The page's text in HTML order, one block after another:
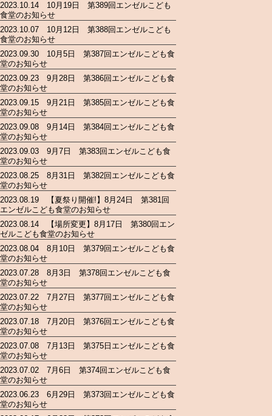
2023.10.14 10月19日 第389回エンゼルこども
食堂のお知らせ
2023.10.07 10月12日 第388回エンゼルこども
食堂のお知らせ
2023.09.30 10月5日 第387回エンゼルこども食
堂のお知らせ
2023.09.23 9月28日 第386回エンゼルこども食
堂のお知らせ
2023.09.15 9月21日 第385回エンゼルこども食
堂のお知らせ
2023.09.08 9月14日 第384回エンゼルこども食
堂のお知らせ
2023.09.03 9月7日 第383回エンゼルこども食
堂のお知らせ
2023.08.25 8月31日 第382回エンゼルこども食
堂のお知らせ
2023.08.19 【夏祭り開催!】8月24日 第381回
エンゼルこども食堂のお知らせ
2023.08.14 【場所変更】8月17日 第380回エン
ゼルこども食堂のお知らせ
2023.08.04 8月10日 第379回エンゼルこども食
堂のお知らせ
2023.07.28 8月3日 第378回エンゼルこども食
堂のお知らせ
2023.07.22 7月27日 第377回エンゼルこども食
堂のお知らせ
2023.07.18 7月20日 第376回エンゼルこども食
堂のお知らせ
2023.07.08 7月13日 第375日エンゼルこども食
堂のお知らせ
2023.07.02 7月6日 第374回エンゼルこども食
堂のお知らせ
2023.06.23 6月29日 第373回エンゼルこども食
堂のお知らせ